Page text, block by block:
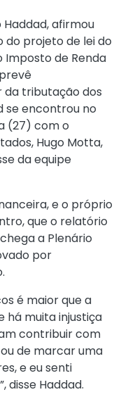
Haddad, afirmou
projeto de lei do
Imposto de Renda
tributação dos
se encontrou no
(27) com o
Hugo Motta,
da equipe
e o próprio
que o relatório
a Plenário
por
é maior que a
há muita injustiça
contribuir com
de marcar uma
e eu senti
disse Haddad.